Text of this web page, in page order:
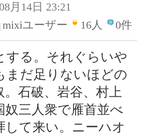
月14日 23:21
mixiユーザー
16人 0件
する。それぐらいや
まだ足りないほどの
。石破、岩谷、村上
奴三人衆で雁首並べ
して来い。ニーハオ